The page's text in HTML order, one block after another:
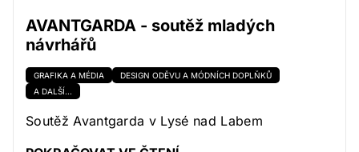
AVANTGARDA - soutěž mladých
návrhářů
GRAFIKA A MÉDIA
DESIGN ODĚVU A MÓDNÍCH DOPLŇKŮ
A DALŠÍ...
Soutěž Avantgarda v Lysé nad Labem